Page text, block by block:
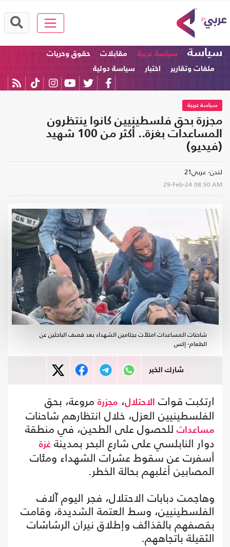
سياسة سياسة عربية مقابلات
حقوق وحريات
ملفات وتقارير
اختبار سياسة دولية
سياسة عربية
مجزرة بحق فلسطينيين كانوا ينتظرون
المساعدات بغزة.. أكثر من 100 شهيد
(فيديو)‏
لندن- عربي21
29-Feb-24 08:50 AM
شاحنات المساعدات امتلأت بجثامين الشهداء بعد قصف الباحثين عن
الطعام- إكس
شارك الخبر
ارتكبت قوات الاحتلال، مجزرة مروعة، بحق
الفلسطينيين العزل، خلال انتظارهم شاحنات
مساعدات للحصول على الطحين، في منطقة
دوار النابلسي على شارع البحر بمدينة غزة
أسفرت عن سقوط عشرات الشهداء ومئات
المصابين أغلبهم بحالة الخطر.
وهاجمت دبابات الاحتلال، فجر اليوم آلاف
الفلسطينيين، وسط العتمة الشديدة، وقامت
بقصفهم بالقذائف وإطلاق نيران الرشاشات
الثقيلة باتجاههم.